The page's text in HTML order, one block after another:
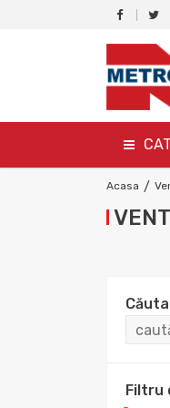
Acasa /
Filtru